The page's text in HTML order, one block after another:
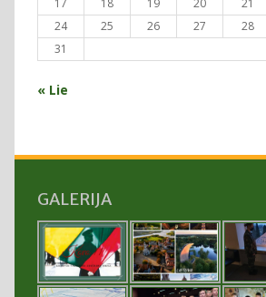
17
18 19 20 21
24
25 26 27 28
31
« Lie
GALERIJA